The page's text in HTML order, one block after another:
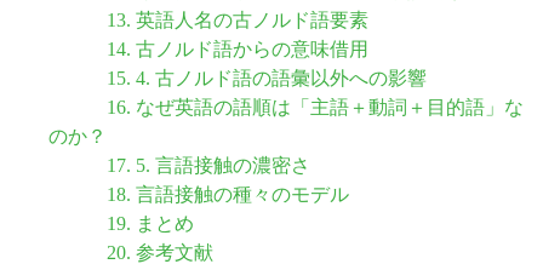
13. 英語人名の古ノルド語要素
14. 古ノルド語からの意味借用
15. 4. 古ノルド語の語彙以外への影響
16. なぜ英語の語順は「主語＋動詞＋目的語」な
のか？
17. 5. 言語接触の濃密さ
18. 言語接触の種々のモデル
19. まとめ
20. 参考文献